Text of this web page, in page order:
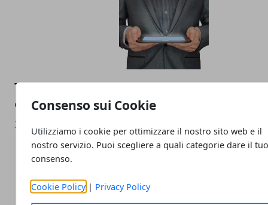
Consenso sui Cookie
Utilizziamo i cookie per ottimizzare il nostro sito web e il
nostro servizio. Puoi scegliere a quali categorie dare il
consenso.
Cookie Policy | Privacy Policy
Trading sicuro: come l’automazione
errori e protegge i tuoi investimenti
29/07/2025